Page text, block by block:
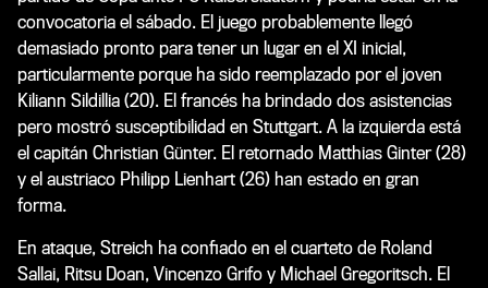
convocatoria el sábado. El juego probablemente llegó
demasiado pronto para tener un lugar en el XI inicial,
particularmente porque ha sido reemplazado por el joven
Kiliann Sildillia (20). El francés ha brindado dos asistencias
pero mostró susceptibilidad en Stuttgart. A la izquierda está
el capitán Christian Günter. El retornado Matthias Ginter (28)
y el austriaco Philipp Lienhart (26) han estado en gran
forma.
En ataque, Streich ha confiado en el cuarteto de Roland
Sallai, Ritsu Doan, Vincenzo Grifo y Michael Gregoritsch. El